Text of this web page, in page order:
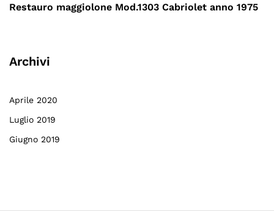
Restauro maggiolone Mod.1303 Cabriolet anno 1975
Archivi
Aprile 2020
Luglio 2019
Giugno 2019